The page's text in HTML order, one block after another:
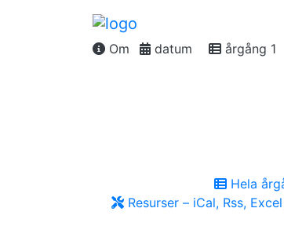
Om datum årgång 1
Hela
Resurser – iCal, Rss, Excel